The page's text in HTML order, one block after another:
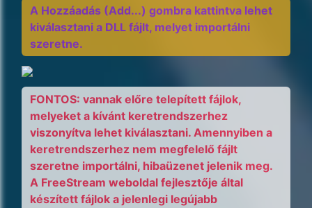
A Hozzáadás (Add...) gombra kattintva lehet
kiválasztani a DLL fájlt, melyet importálni
szeretne.
FONTOS: vannak előre telepített fájlok,
melyeket a kívánt keretrendszerhez
viszonyítva lehet kiválasztani. Amennyiben a
keretrendszerhez nem megfelelő fájlt
szeretne importálni, hibaüzenet jelenik meg.
A FreeStream weboldal fejlesztője által
készített fájlok a jelenlegi legújabb